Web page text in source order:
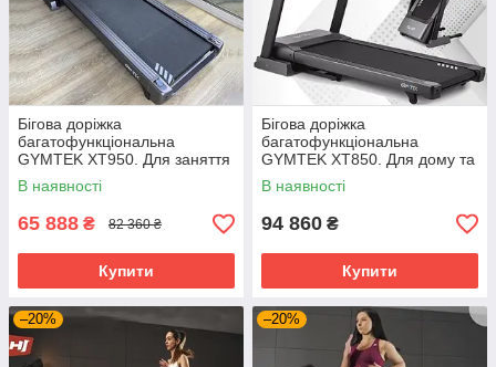
Бігова доріжка
багатофункціональна
GYMTEK XT950. Для заняття
спортом удома та в залі
В наявності
65 888 ₴ 82 360 ₴
Купити
Бігова доріжка
багатофункціональна
GYMTEK XT850. Для дому та
залу
В наявності
94 860 ₴
Купити
–20% –20%